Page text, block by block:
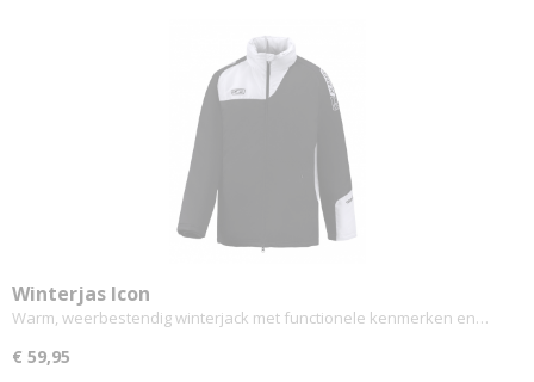
Winterjas Icon
Warm, weerbestendig winterjack met functionele kenmerken en…
€ 59,95